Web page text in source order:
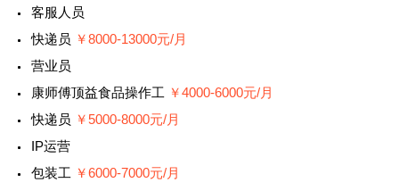
客服人员
快递员 ￥8000-13000元/月
营业员
康师傅顶益食品操作工 ￥4000-6000元/月
快递员 ￥5000-8000元/月
IP运营
包装工 ￥6000-7000元/月